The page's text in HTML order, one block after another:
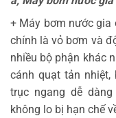
+ Máy bơm nước gia
chính là vỏ bơm và
nhiều bộ phận khác
cánh quạt tản nhiệt,
trục ngang dễ
không lo bị hạn chế